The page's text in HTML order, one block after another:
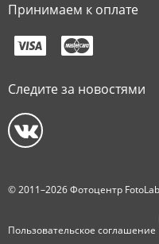
Принимаем к оплате
Следите за новостями
© 2011–2026 Фотоцентр
Пользовательское соглашение